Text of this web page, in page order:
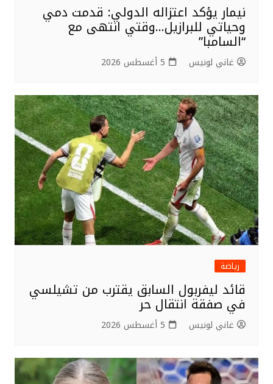
نيمار يؤكد اعتزاله الدولي: قدمت دمي
وحياتي للبرازيل…وقتي انتهى مع
“السامبا”
غاني لونيس 5 أغسطس 2026
رياضة
قائد ليفربول السابق يقترب من تشيلسي
في صفقة انتقال حر
غاني لونيس 5 أغسطس 2026